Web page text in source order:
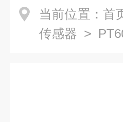
当前位置： 首
传感器 >